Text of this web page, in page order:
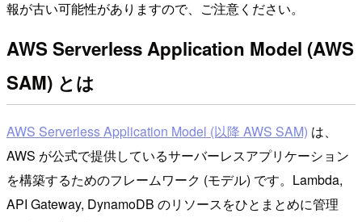
報が古い可能性がありますので、ご注意ください。
AWS Serverless Application Model (AWS
SAM) とは
AWS Serverless Application Model (以降 AWS SAM) は、
AWS が公式で提供しているサーバーレスアプリケーション
を構築するためのフレームワーク (モデル) です。Lambda,
API Gateway, DynamoDB のリソースをひとまとめに管理